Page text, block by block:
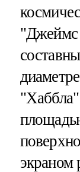
"Джеймс
экраном